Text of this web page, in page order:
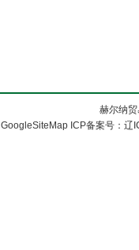
赫尔纳
GoogleSiteMap ICP备案号：辽